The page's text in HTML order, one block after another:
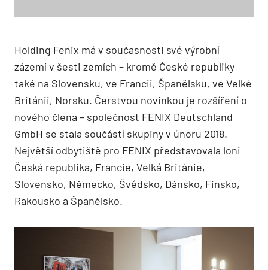
Holding Fenix má v současnosti své výrobní
zázemí v šesti zemích – kromě České republiky
také na Slovensku, ve Francii, Španělsku, ve Velké
Británii, Norsku. Čerstvou novinkou je rozšíření o
nového člena – společnost FENIX Deutschland
GmbH se stala součástí skupiny v únoru 2018.
Největší odbytiště pro FENIX představovala loni
Česká republika, Francie, Velká Británie,
Slovensko, Německo, Švédsko, Dánsko, Finsko,
Rakousko a Španělsko.